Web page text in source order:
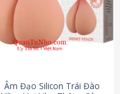
Âm Đạo Silicon Trái Đào